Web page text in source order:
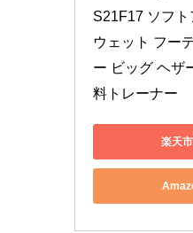
S21F17 ソフ
ウェット フー
ー ビッグ ヘザ
料トレーナー
楽天